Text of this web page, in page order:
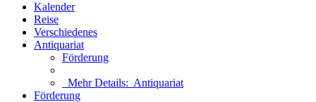
Kalender
Reise
Verschiedenes
Antiquariat
Förderung
Mehr Details: Antiquariat
Förderung